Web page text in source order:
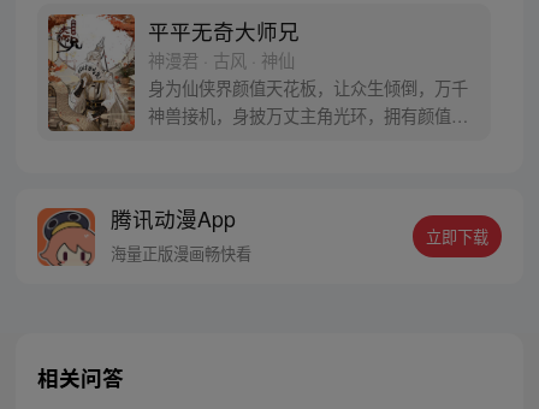
平平无奇大师兄
神漫君 · 古风 · 神仙
身为仙侠界颜值天花板，让众生倾倒，万千
神兽接机，身披万丈主角光环，拥有颜值牛
知！ 听我的，你们还小，一定要来这里见见
世面！每天舔一遍，防止去早恋！
腾讯动漫App
海量正版漫画畅快看
立即下载
相关问答